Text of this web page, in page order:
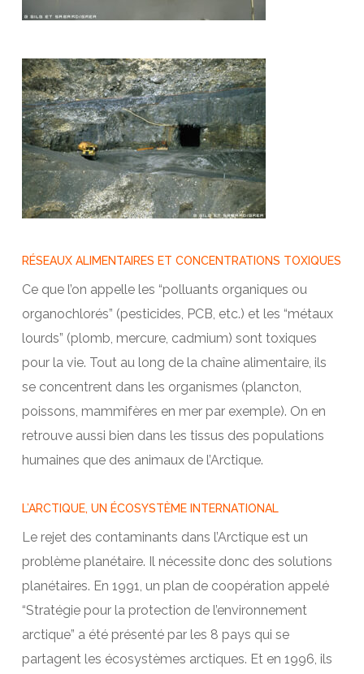
RÉSEAUX ALIMENTAIRES ET CONCENTRATIONS TOXIQUES
Ce que l’on appelle les “polluants organiques ou
organochlorés” (pesticides, PCB, etc.) et les “métaux
lourds” (plomb, mercure, cadmium) sont toxiques
pour la vie. Tout au long de la chaîne alimentaire, ils
se concentrent dans les organismes (plancton,
poissons, mammifères en mer par exemple). On en
retrouve aussi bien dans les tissus des populations
humaines que des animaux de l’Arctique.
L’ARCTIQUE, UN ÉCOSYSTÈME INTERNATIONAL
Le rejet des contaminants dans l’Arctique est un
problème planétaire. Il nécessite donc des solutions
planétaires. En 1991, un plan de coopération appelé
“Stratégie pour la protection de l’environnement
arctique” a été présenté par les 8 pays qui se
partagent les écosystèmes arctiques. Et en 1996, ils